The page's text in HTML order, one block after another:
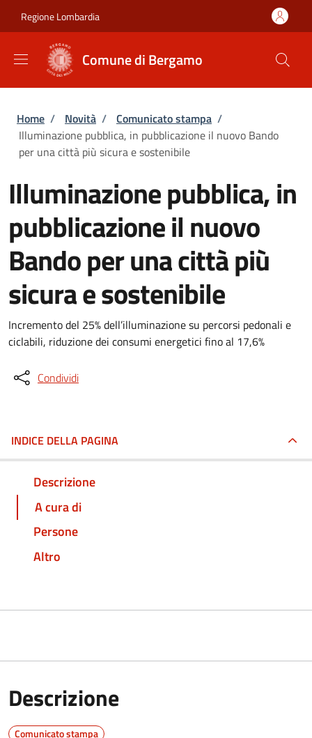
Regione Lombardia
Comune di Bergamo
Briciole di pane
Home / Novità / Comunicato stampa /
Illuminazione pubblica, in pubblicazione il nuovo Bando
per una città più sicura e sostenibile
Illuminazione pubblica, in
pubblicazione il nuovo
Bando per una città più
sicura e sostenibile
Incremento del 25% dell’illuminazione su percorsi pedonali e
ciclabili, riduzione dei consumi energetici fino al 17,6%
Condividi
INDICE DELLA PAGINA
Descrizione
A cura di
Persone
Altro
Descrizione
Comunicato stampa